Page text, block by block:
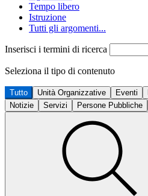
Tempo libero
Istruzione
Tutti gli argomenti...
Inserisci i termini di ricerca
Seleziona il tipo di contenuto
Tutto Unità Organizzative Eventi
Notizie
Servizi Persone Pubbliche